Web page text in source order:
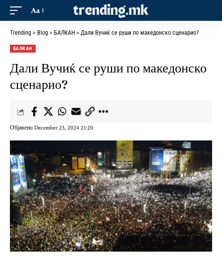
Aa
Trending > Blog > БАЛКАН > Дали Вучиќ се руши по македонско сценарио?
БАЛКАН
Дали Вучиќ се руши по македонско
сценарио?
Објавено December 23, 2024 21:20